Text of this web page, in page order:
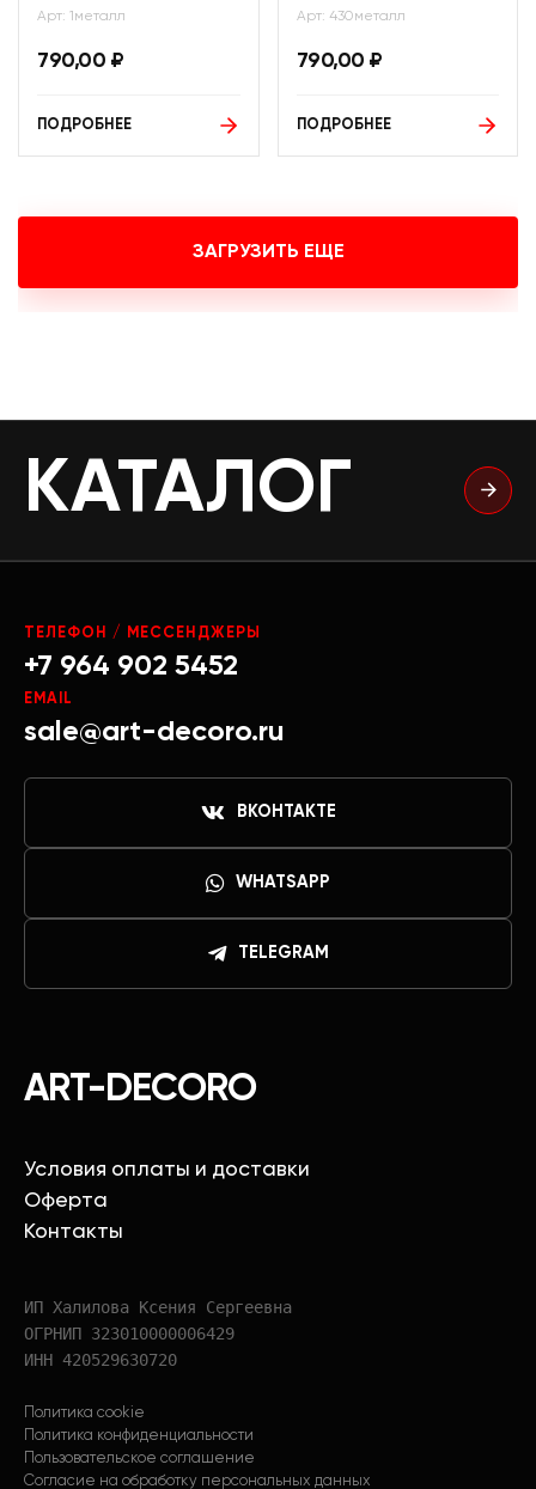
Арт: 1металл
790,00 ₽
ПОДРОБНЕЕ
Арт: 430металл
790,00 ₽
ПОДРОБНЕЕ
ЗАГРУЗИТЬ ЕЩЕ
КАТАЛОГ
ART-DECORO
Условия оплаты и доставки
Оферта
Контакты
ИП Халилова Ксения Сергеевна
ОГРНИП 323010000006429
ИНН 420529630720
Политика cookie
Политика конфиденциальности
Пользовательское соглашение
Согласие на обработку персональных данных
ТЕЛЕФОН / МЕССЕНДЖЕРЫ
+7 964 902 5452
EMAIL
sale@art-decoro.ru
ВКОНТАКТЕ
WHATSAPP
TELEGRAM